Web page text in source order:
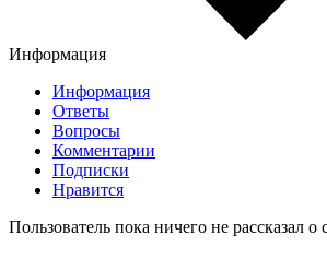
Информация
Информация
Ответы
Вопросы
Комментарии
Подписки
Нравится
Пользователь пока ничего не рассказал о